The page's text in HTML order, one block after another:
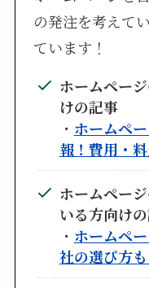
の発注を考えて
ています！
ホームペー
けの記事
・ ホームペ
報！費用・
ホームペー
いる方向け
・ ホームペ
社の選び方